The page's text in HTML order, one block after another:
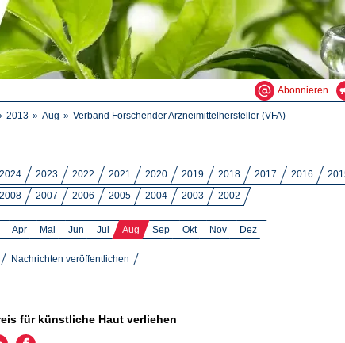
Abonnieren
2013 Aug Verband Forschender Arzneimittelhersteller (VFA)
2024 2023 2022 2021 2020 2019 2018 2017 2016
2008 2007 2006 2005 2004 2003 2002
Apr Mai Jun Jul Aug Sep Okt Nov Dez
Nachrichten veröffentlichen
für künstliche Haut verliehen